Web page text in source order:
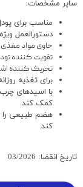
سایر مشخصات:
مناسب برای پودل
دستورالعمل
حاوی مواد
تقویت کننده
تحریک کننده
برای تغذیه
کمک کند.
هضم طبیعی را
کند.
تاریخ انقضا: 03/2026